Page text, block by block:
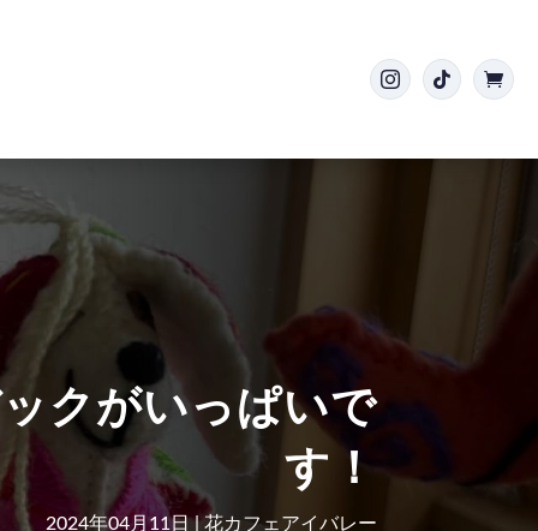
  
クがいっぱいで
す！
2024年04月11日|花カフェアイバレー